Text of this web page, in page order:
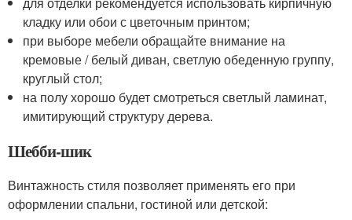
кладку или обои с цветочным принтом;
при выборе мебели обращайте внимание на
кремовые / белый диван, светлую обеденную группу,
круглый стол;
на полу хорошо будет смотреться светлый ламинат,
имитирующий структуру дерева.
Шебби-шик
Винтажность стиля позволяет применять его при
оформлении спальни, гостиной или детской: